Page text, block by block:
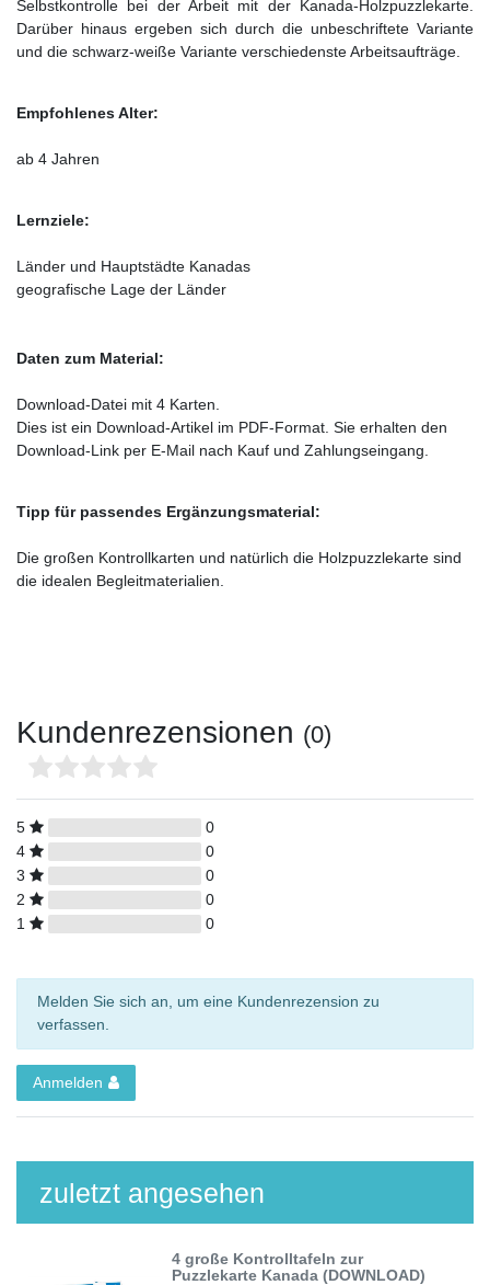
Selbstkontrolle bei der Arbeit mit der Kanada-Holzpuzzlekarte.
Darüber hinaus ergeben sich durch die unbeschriftete Variante
und die schwarz-weiße Variante verschiedenste Arbeitsaufträge.
Empfohlenes Alter:
ab 4 Jahren
Lernziele:
Länder und Hauptstädte Kanadas
geografische Lage der Länder
Daten zum Material:
Download-Datei mit 4 Karten.
Dies ist ein Download-Artikel im PDF-Format. Sie erhalten den
Download-Link per E-Mail nach Kauf und Zahlungseingang.
Tipp für passendes Ergänzungsmaterial:
Die großen Kontrollkarten und natürlich die Holzpuzzlekarte sind
die idealen Begleitmaterialien.
Kundenrezensionen (0)
5
0
4
0
3
0
2
0
1
0
Melden Sie sich an, um eine Kundenrezension zu
verfassen.
Anmelden
zuletzt angesehen
4 große Kontrolltafeln zur
Puzzlekarte Kanada (DOWNLOAD)